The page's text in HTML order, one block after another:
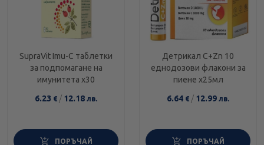
SupraVit Imu-C таблетки
за подпомагане на
имунитета х30
6.23 € / 12.18 лв.
ПОРЪЧАЙ
Детрикал C+Zn 10
еднодозови флакони за
пиене х25мл
6.64 € / 12.99 лв.
ПОРЪЧАЙ